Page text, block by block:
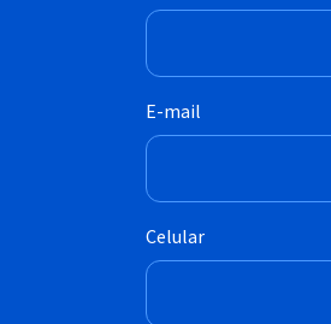
E-mail
Celular